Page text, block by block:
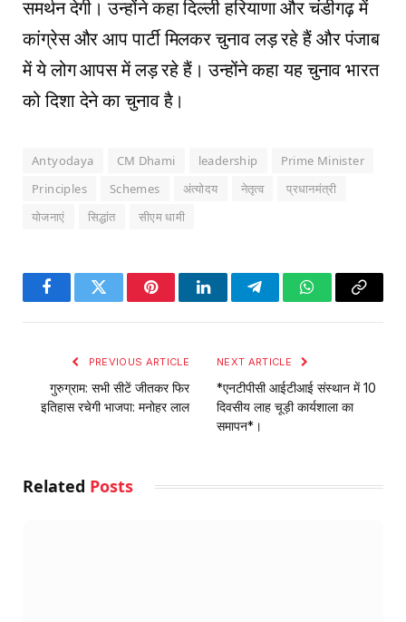
समर्थन देगी। उन्होंने कहा दिल्ली हरियाणा और चंडीगढ़ में
कांग्रेस और आप पार्टी मिलकर चुनाव लड़ रहे हैं और पंजाब
में ये लोग आपस में लड़ रहे हैं। उन्होंने कहा यह चुनाव भारत
को दिशा देने का चुनाव है।
Antyodaya CM Dhami leadership
Prime Minister
Principles
Schemes अंत्योदय नेतृत्व
प्रधानमंत्री
योजनाएं
सिद्धांत सीएम धामी
FacebookTwitter PinterestLinkedInTelegramWhatsApp
Copy
PREVIOUS ARTICLE
गुरुग्राम: सभी सीटें जीतकर फिर
इतिहास रचेगी भाजपा: मनोहर लाल
NEXT ARTICLE
*एनटीपीसी आईटीआई संस्थान में 10
दिवसीय लाह चूड़ी कार्यशाला का
समापन*।
Related Posts